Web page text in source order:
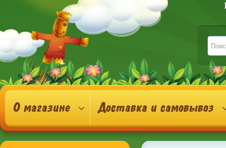
О магазине Доставка и самовывоз